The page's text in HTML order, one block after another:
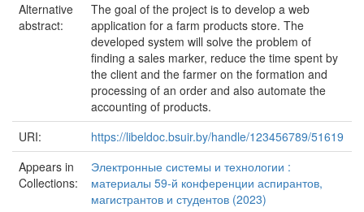
Alternative
abstract:
The goal of the project is to develop a web
application for a farm products store. The
developed system will solve the problem of
finding a sales marker, reduce the time spent by
the client and the farmer on the formation and
processing of an order and also automate the
accounting of products.
URI:
https://libeldoc.bsuir.by/handle/123456789/51619
Appears in
Collections:
Электронные системы и технологии :
материалы 59-й конференции аспирантов,
магистрантов и студентов (2023)